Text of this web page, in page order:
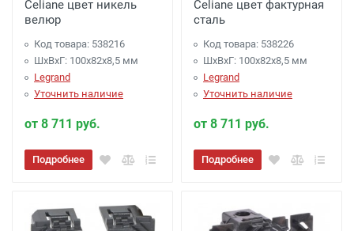
Celiane цвет никель
велюр
Код товара: 538216
ШхВхГ: 100x82x8,5 мм
Legrand
Уточнить наличие
от 8 711 руб.
Подробнее
Celiane цвет фактурная
сталь
Код товара: 538226
ШхВхГ: 100x82x8,5 мм
Legrand
Уточнить наличие
от 8 711 руб.
Подробнее